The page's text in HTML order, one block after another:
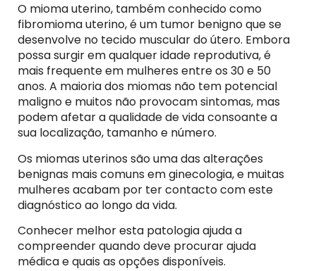
O mioma uterino, também conhecido como
fibromioma uterino, é um tumor benigno que se
desenvolve no tecido muscular do útero. Embora
possa surgir em qualquer idade reprodutiva, é
mais frequente em mulheres entre os 30 e 50
anos. A maioria dos miomas não tem potencial
maligno e muitos não provocam sintomas, mas
podem afetar a qualidade de vida consoante a
sua localização, tamanho e número.
Os miomas uterinos são uma das alterações
benignas mais comuns em ginecologia, e muitas
mulheres acabam por ter contacto com este
diagnóstico ao longo da vida.
Conhecer melhor esta patologia ajuda a
compreender quando deve procurar ajuda
médica e quais as opções disponíveis.